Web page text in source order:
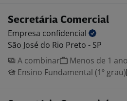
Secretária Comercial
Empresa confidencial
São José do Rio Preto - SP
A combinar
Menos de 1 ano
Ensino Fundamental (1º grau)